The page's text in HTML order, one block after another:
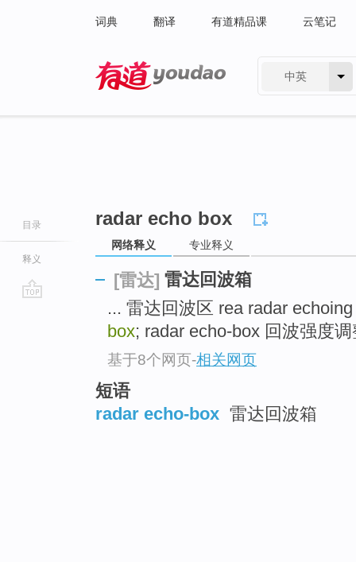
词典 翻译 有道精品课 云笔记
中英
目录
释义
radar echo box
网络释义 专业释义
[雷达] 雷达回波箱
... 雷达回波区 rea radar
box; radar echo-box 回波强度
基于8个网页-相关网页
短语
radar echo-box 雷达回波箱